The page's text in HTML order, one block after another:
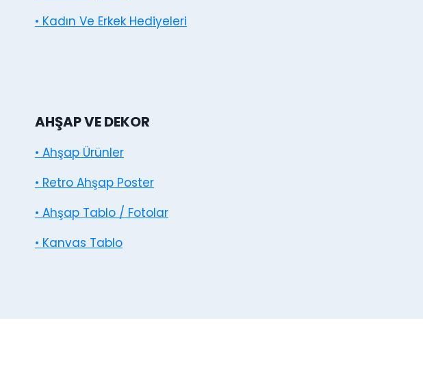
• Kadın Ve Erkek Hediyeleri
AHŞAP VE DEKOR
• Ahşap Ürünler
• Retro Ahşap Poster
• Ahşap Tablo / Fotolar
• Kanvas Tablo